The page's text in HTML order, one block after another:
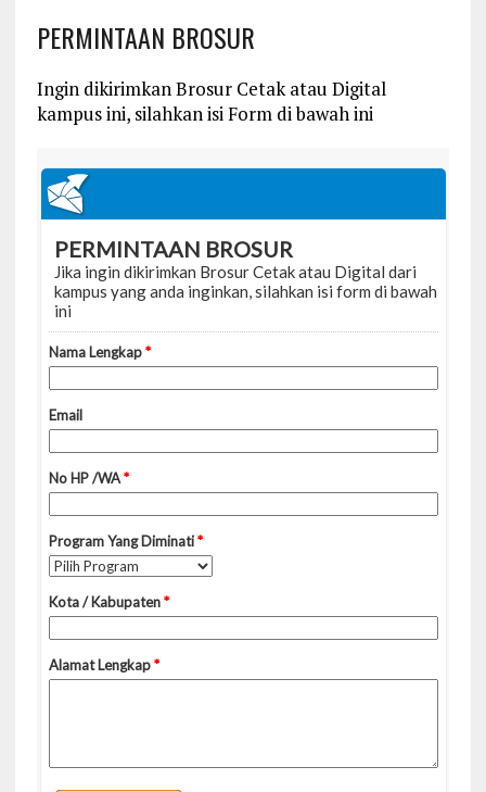
PERMINTAAN BROSUR
Ingin dikirimkan Brosur Cetak atau Digital
kampus ini, silahkan isi Form di bawah ini